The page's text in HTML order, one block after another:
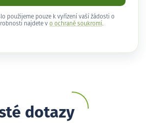
použijeme pouze k vyřízení vaší žádosti o
najdete v o ochraně soukromí .
dotazy